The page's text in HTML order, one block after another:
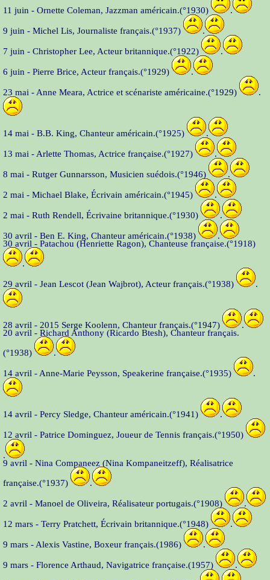
11 juin - Ornette Coleman, Jazzman américain.(°1930) .
9 juin - Michel Lis, Journaliste français.(°1937) .
7 juin - Christopher Lee, Acteur britannique.(°1922) .
6 juin - Pierre Brice, Acteur français.(°1929) .
23 mai - Anne Meara, Actrice et scénariste américaine.(°1929) .
14 mai - B.B. King, Chanteur américain.(°1925) .
13 mai - Arlette Thomas, Actrice française.(°1927) .
8 mai - Rutger Gunnarsson, Musicien suédois.(°1946) .
2 mai - Michael Blake, Écrivain américain.(°1945) .
2 mai - Ruth Rendell, Écrivaine britannique.(°1930) .
30 avril - Ben E. King, Chanteur américain.(°1938)
.
30 avril - Patachou (Henriette Ragon), Chanteuse française.(°1918)
.
29 avril - Jean Lescot (Jean Wajbrot), Acteur français.(°1938) .
28 avril - 2015 Serge Koolenn, Chanteur français.(°1947)
.
20 avril - Richard Anthony (Ricardo Btesh), Chanteur français.
(°1938) .
14 avril - Anne-Marie Peysson, Speakerine française.(°1935) .
14 avril - Percy Sledge, Chanteur américain.(°1941) .
12 avril - Patrice Dominguez, Joueur de Tennis français.(°1950)
.
9 avril - Nina Companeez (Nina Kompaneitzeff), Réalisatrice
française.(°1937) .
2 avril - Manoel de Oliveira, Réalisateur portugais.(°1908) .
12 mars - Terry Pratchett, Écrivain britannique.(°1948) .
9 mars - Alexis Vastine, Boxeur français.(1986) .
9 mars - Florence Arthaud, Navigatrice française.(1957) .